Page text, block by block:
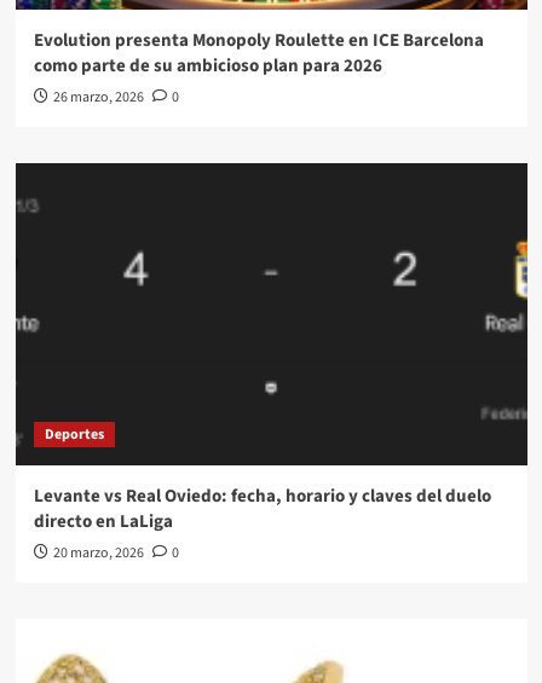
Evolution presenta Monopoly Roulette en ICE Barcelona
como parte de su ambicioso plan para 2026
26 marzo, 2026 0
Deportes
Levante vs Real Oviedo: fecha, horario y claves del duelo
directo en LaLiga
20 marzo, 2026 0